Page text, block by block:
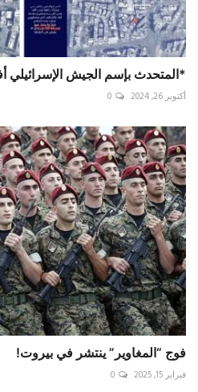
‏*المتحدث بإسم الجيش الإسرائيلي
أكتوبر 26, 2024 0
فوج “المغاوير” ينتشر في بيروت!
فبراير 15, 2025 0